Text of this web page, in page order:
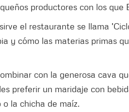
productores con los que
el restaurante se llama
y cómo las materias primas
con la generosa cava
preferir un maridaje con
la chicha de maíz.